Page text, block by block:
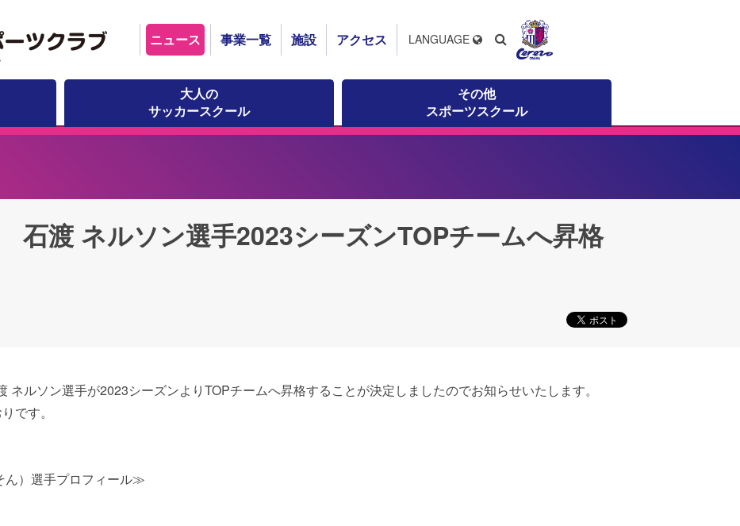
ニュース 事業一覧 施設 アクセス
大人の
サッカースクール
その他
スポーツスクール
LANGUAGE
渡 ネルソン選手2023シーズンTOPチームへ昇格
ネルソン選手が2023シーズンよりTOPチームへ昇格することが決定しましたのでお知らせいたします。
です。
）選手プロフィール≫